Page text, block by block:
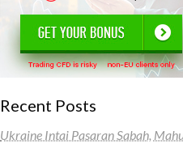
Recent Posts
Ukraine Intai Pasaran Sabah,